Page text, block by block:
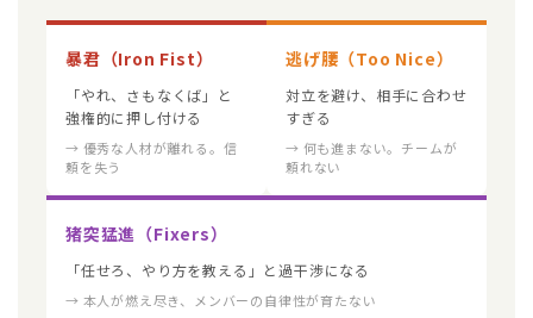
暴君（Iron Fist）
「やれ、さもなくば」と
強権的に押し付ける
→ 優秀な人材が離れる。信
頼を失う
逃げ腰（Too Nice）
対立を避け、相手に合わせ
すぎる
→ 何も進まない。チームが
頼れない
猪突猛進（Fixers）
「任せろ、やり方を教える」と過干渉になる
→ 本人が燃え尽き、メンバーの自律性が育たない